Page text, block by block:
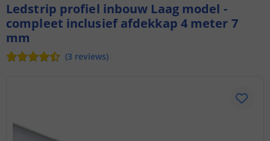
Ledstrip profiel inbouw Laag model -
compleet inclusief afdekkap 4 meter 7
mm
(3 reviews)